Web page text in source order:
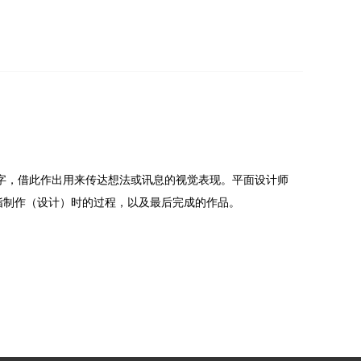
，借此作出用来传达想法或讯息的视觉表现。平面设计师
作（设计）时的过程，以及最后完成的作品。